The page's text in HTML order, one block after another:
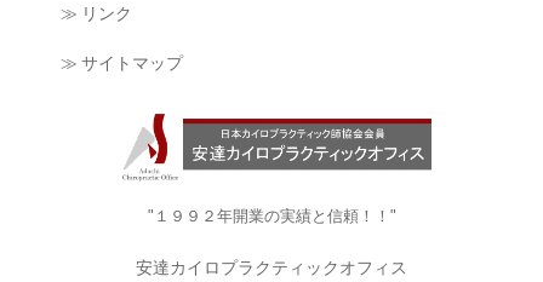
≫ リンク
≫ サイトマップ
"１９９２年開業の実績と信頼！！"
安達カイロプラクティックオフィス